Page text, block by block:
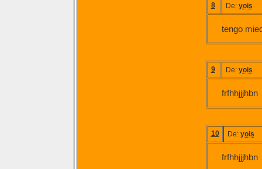
8 De: yois
tengo
9 De: yois
frfhhjjjhbn
10 De: yois
frfhhjjjhbn